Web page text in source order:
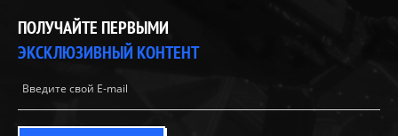
ПОЛУЧАЙТЕ ПЕРВЫМИ
ЭКСКЛЮЗИВНЫЙ КОНТЕНТ